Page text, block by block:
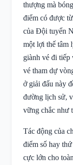
thượng mà
điểm có được
của Đội tuyển
một lợi thế tâm
giành vé đi tiếp
vé tham dự
ở giải đấu này
đường lịch sử,
vững chắc như
Tác động của
điểm số hay
cực lớn cho